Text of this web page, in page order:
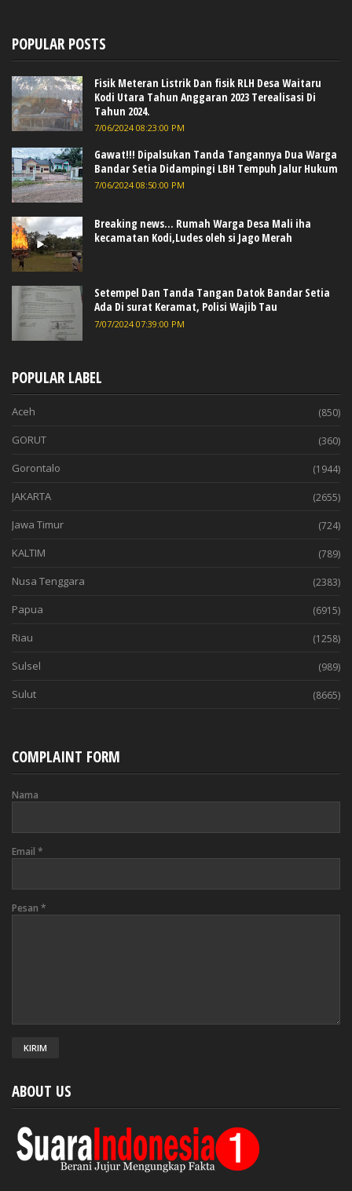
POPULAR POSTS
Fisik Meteran Listrik Dan fisik RLH Desa Waitaru
Kodi Utara Tahun Anggaran 2023 Terealisasi Di
Tahun 2024.
7/06/2024 08:23:00 PM
Gawat!!! Dipalsukan Tanda Tangannya Dua Warga
Bandar Setia Didampingi LBH Tempuh Jalur Hukum
7/06/2024 08:50:00 PM
Breaking news... Rumah Warga Desa Mali iha
kecamatan Kodi,Ludes oleh si Jago Merah
Setempel Dan Tanda Tangan Datok Bandar Setia
Ada Di surat Keramat, Polisi Wajib Tau
7/07/2024 07:39:00 PM
POPULAR LABEL
Aceh (850)
GORUT (360)
Gorontalo (1944)
JAKARTA (2655)
Jawa Timur (724)
KALTIM (789)
Nusa Tenggara (2383)
Papua (6915)
Riau (1258)
Sulsel (989)
Sulut (8665)
COMPLAINT FORM
Nama
Email *
Pesan *
ABOUT US